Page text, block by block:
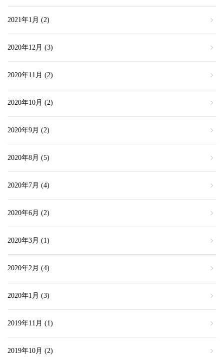
2021年1月 (2)
2020年12月 (3)
2020年11月 (2)
2020年10月 (2)
2020年9月 (2)
2020年8月 (5)
2020年7月 (4)
2020年6月 (2)
2020年3月 (1)
2020年2月 (4)
2020年1月 (3)
2019年11月 (1)
2019年10月 (2)